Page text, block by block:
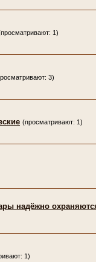
1)
3)
(просматривают: 1)
надёжно
1)